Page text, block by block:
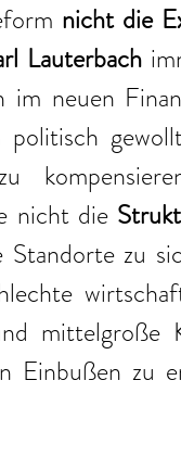
nicht die
Lauterbach
neuen
zu
nicht die
zu
mittelgroße
Einbußen zu